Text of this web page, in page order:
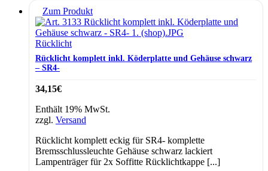
Zum Produkt
Rücklicht
Rücklicht komplett inkl. Köderplatte und Gehäuse schwarz
– SR4-
34,15€
Enthält 19% MwSt.
zzgl. Versand
Rücklicht komplett eckig für SR4- komplette
Bremsschlussleuchte Gehäuse schwarz lackiert
Lampenträger für 2x Soffitte Rücklichtkappe [...]